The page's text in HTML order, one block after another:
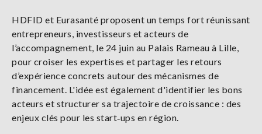
connecter
S'abonner
HDFID et Eurasanté proposent un temps fort réunissant
entrepreneurs, investisseurs et acteurs de
l’accompagnement, le 24 juin au Palais Rameau à Lille,
pour croiser les expertises et partager les retours
d’expérience concrets autour des mécanismes de
financement. L'idée est également d'identifier les bons
acteurs et structurer sa trajectoire de croissance : des
enjeux clés pour les start‑ups en région.